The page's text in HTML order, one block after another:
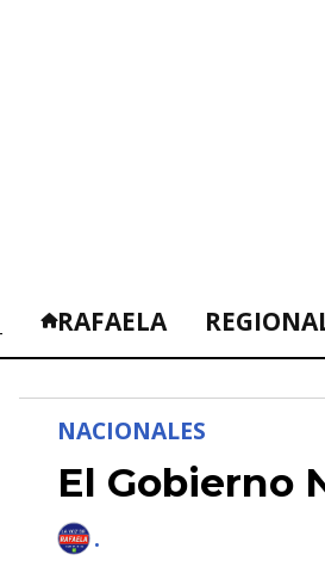
RAFAELA
El Gobierno
NACIONALES
.